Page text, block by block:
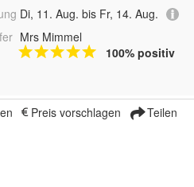
Di, 11. Aug. bis Fr, 14. Aug.
Mrs Mimmel
100% positiv
Preis vorschlagen Teilen